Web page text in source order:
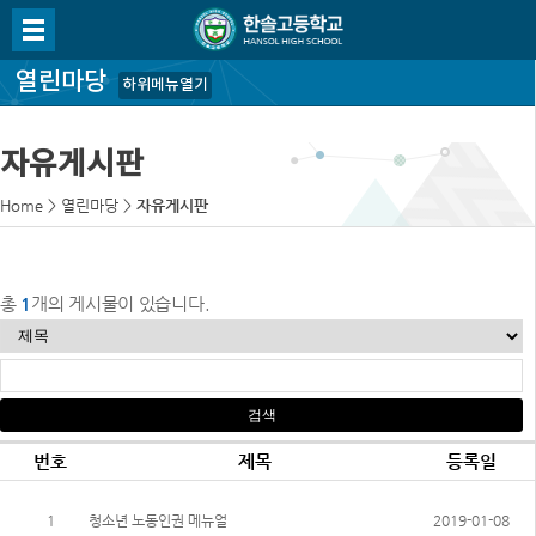
열린마당 하위메뉴열기
자유게시판
Home > 열린마당 > 자유게시판
총 1 개의 게시물이 있습니다.
번호 제목 등록일
1 청소년 노동인권 메뉴얼 2019-01-08